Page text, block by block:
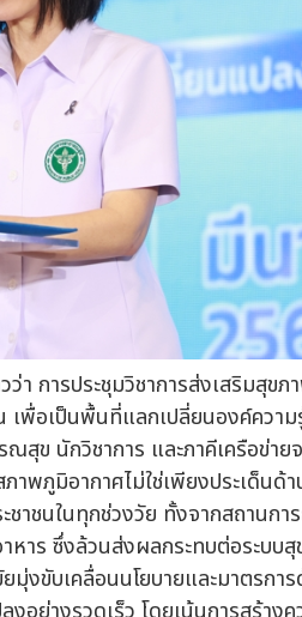
ารประชุมวิชาการส่งเสริมสุขภ
เพื่อเป็นพื้นที่แลกเปลี่ยนองค์ควา
สุข นักวิชาการ และภาคีเครือข่าย
าพภูมิอากาศไม่ใช่เพียงประเด็น
าชนในทุกช่วงวัย ทั้งจากสถานก
าร ซึ่งล้วนส่งผลกระทบต่อระบบสุ
งขับเคลื่อนนโยบายและมาตรกา